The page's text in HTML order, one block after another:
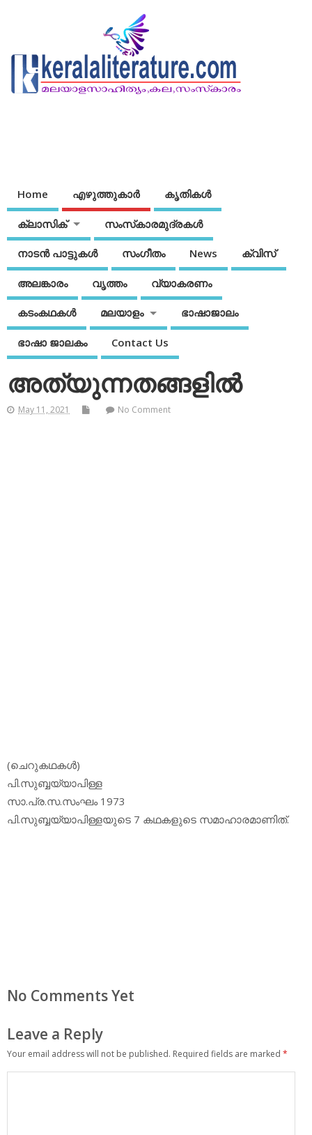
Home എഴുത്തുകാര്‍ കൃതികൾ
ക്ലാസിക് സംസ്‌കാരമുദ്രകള്‍
നാടന്‍ പാട്ടുകള്‍ സംഗീതം News ക്വിസ്
അലങ്കാരം വൃത്തം വ്യാകരണം
കടംകഥകള്‍ മലയാളം ഭാഷാജാലം
ഭാഷാ ജാലകം Contact Us
അത്യുന്നതങ്ങളില്‍
May 11, 2021 No Comment
(ചെറുകഥകള്‍)
പി.സുബ്ബയ്യാപിള്ള
സാ.പ്ര.സ.സംഘം 1973
പി.സുബ്ബയ്യാപിള്ളയുടെ 7 കഥകളുടെ സമാഹാരമാണിത്.
No Comments Yet
Leave a Reply
Your email address will not be published. Required fields are marked *